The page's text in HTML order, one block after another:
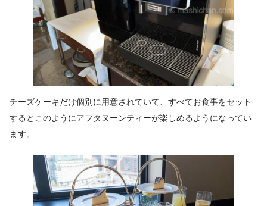
チーズケーキだけ個別に用意されていて、すべてお食事をセット
するとこのようにアフタヌーンティーが楽しめるようになってい
ます。